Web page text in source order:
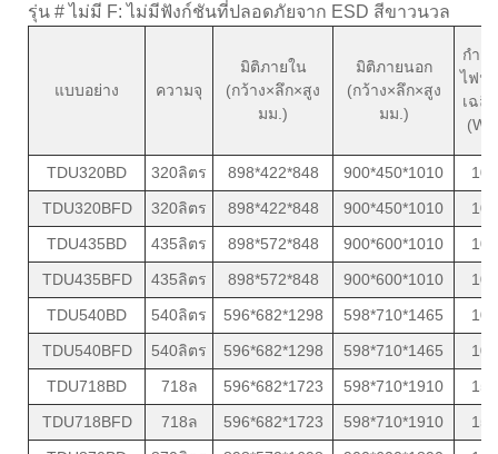
รุ่น # ไม่มี F: ไม่มีฟังก์ชันที่ปลอดภัยจาก ESD สีขาวนวล
แบบอย่าง ความจุ
มิติภายใน
(กว้าง×ลึก×สูง
มม.)
มิติภายนอก
(กว้าง×ลึก×สูง
มม.)
กำลัง
ไฟฟ้า
เฉลี่ย
(W)
TDU320BD 320ลิตร 898*422*848 900*450*1010
10
TDU320BFD
320ลิตร 898*422*848 900*450*1010
10
TDU435BD
435ลิตร 898*572*848 900*600*1010
10
TDU435BFD
435ลิตร 898*572*848 900*600*1010
10
TDU540BD
540ลิตร 596*682*1298 598*710*1465
10
TDU540BFD
540ลิตร 596*682*1298 598*710*1465
10
TDU718BD
718ล 596*682*1723 598*710*1910
15
TDU718BFD
718ล 596*682*1723 598*710*1910
15